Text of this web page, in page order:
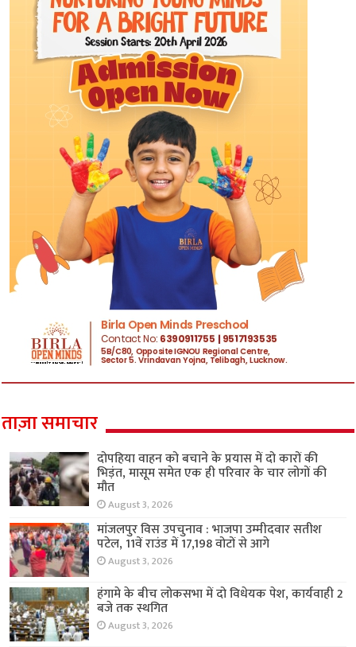
ताज़ा समाचार
दोपहिया वाहन को बचाने के प्रयास में दो कारों की
भिड़ंत, मासूम समेत एक ही परिवार के चार लोगों की
मौत
August 3, 2026
मांजलपुर विस उपचुनाव : भाजपा उम्मीदवार सतीश
पटेल, 11वें राउंड में 17,198 वोटों से आगे
August 3, 2026
हंगामे के बीच लोकसभा में दो विधेयक पेश, कार्यवाही 2
बजे तक स्थगित
August 3, 2026